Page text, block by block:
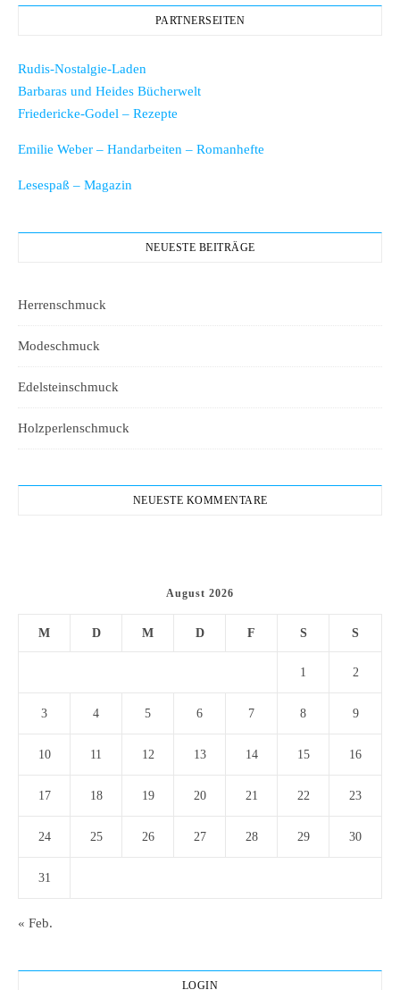
PARTNERSEITEN
Rudis-Nostalgie-Laden
Barbaras und Heides Bücherwelt
Friedericke-Godel – Rezepte
Emilie Weber – Handarbeiten – Romanhefte
Lesespaß – Magazin
NEUESTE BEITRÄGE
Herrenschmuck
Modeschmuck
Edelsteinschmuck
Holzperlenschmuck
NEUESTE KOMMENTARE
August 2026
M D M D F S S
1 2
3 4 5 6 7 8 9
10 11 12 13 14 15 16
17 18 19 20 21 22 23
24 25 26 27 28 29 30
31
« Feb.
LOGIN